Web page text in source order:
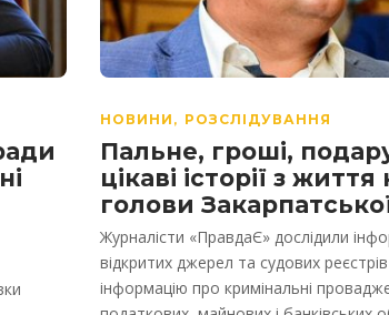
НОВИНИ , РОЗСЛІДУВАННЯ
Пальне, гроші,
цікаві історії з
голови
Журналісти «ПравдаЄ» дослідили
відкритих джерел та судових
інформацію про кримінальні